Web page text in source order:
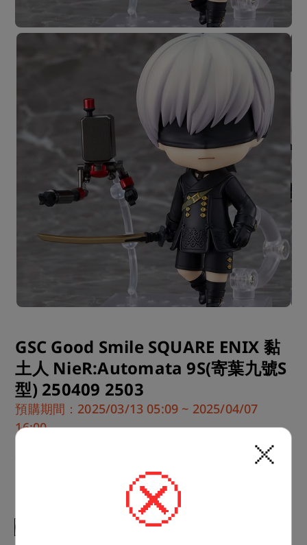
GSC Good Smile SQUARE ENIX 黏
土人 NieR:Automata 9S(寄葉九號S
型) 250409 2503
預購期間：2025/03/13 05:09 ~ 2025/04/07
16:00
規格：無比例・附專用台座・全高：約100mm